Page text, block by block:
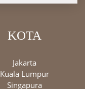
KOTA
Jakarta
Kuala Lumpur
Singapura